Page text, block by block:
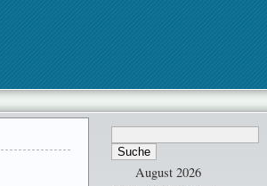
August 2026